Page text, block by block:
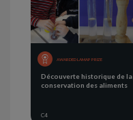
AWARDED LAMAP PRIZE
Découverte historique de la
conservation des aliments
C4